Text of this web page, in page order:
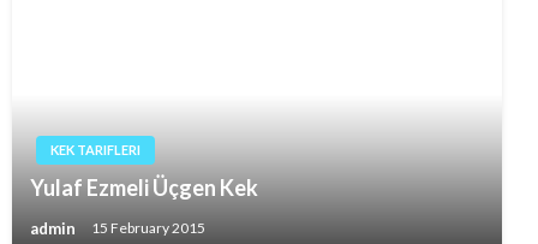
KEK TARIFLERI
Yulaf Ezmeli Üçgen Kek
admin 15 February 2015